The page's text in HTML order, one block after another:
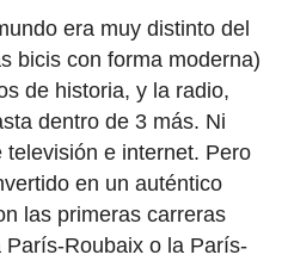
era muy distinto del
bicis con forma moderna)
de historia, y la radio,
dentro de 3 más. Ni
televisión e internet. Pero
en un auténtico
las primeras carreras
Roubaix o la París-